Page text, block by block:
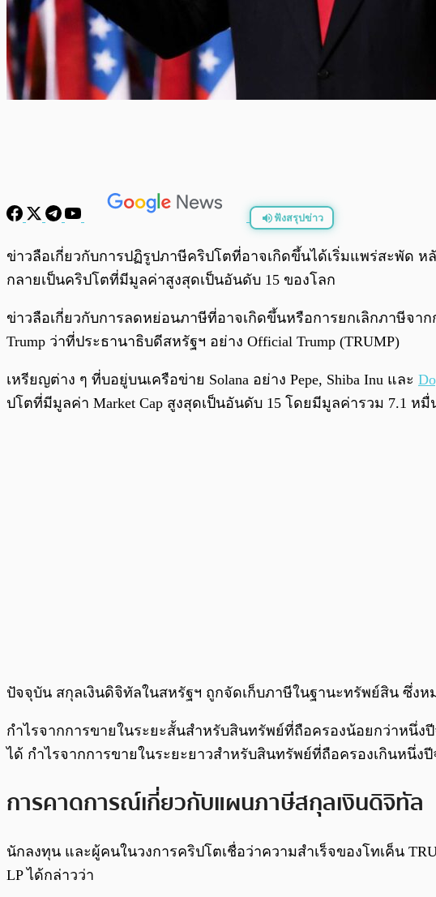
ฟังสรุปข่าว
พร้อมเล่น
ข่าวลือเกี่ยวกับการปฏิรูปภาษีคริปโตที่อาจเกิดขึ้นได้เริ่มแพร่สะพัด ห
กลายเป็นคริปโตที่มีมูลค่าสูงสุดเป็นอันดับ 15 ของโลก
ข่าวลือเกี่ยวกับการลดหย่อนภาษีที่อาจเกิดขึ้นหรือการยกเลิกภาษีจา
Trump ว่าที่ประธานาธิบดีสหรัฐฯ อย่าง Official Trump (TRUMP)
เหรียญต่าง ๆ ที่บอยู่บนเครือข่าย Solana อย่าง Pepe, Shiba Inu และ
ปโตที่มีมูลค่า Market Cap สูงสุดเป็นอันดับ 15 โดยมีมูลค่ารวม 7.1 ห
ปัจจุบัน สกุลเงินดิจิทัลในสหรัฐฯ ถูกจัดเก็บภาษีในฐานะทรัพย์สิน ซึ่ง
กำไรจากการขายในระยะสั้นสำหรับสินทรัพย์ที่ถือครองน้อยกว่าหนึ่ง
ได้ กำไรจากการขายในระยะยาวสำหรับสินทรัพย์ที่ถือครองเกินหนึ่งปี
การคาดการณ์เกี่ยวกับแผนภาษีสกุลเงินดิจิทัล
นักลงทุน และผู้คนในวงการคริปโตเชื่อว่าความสำเร็จของโทเค็น
LP ได้กล่าวว่า